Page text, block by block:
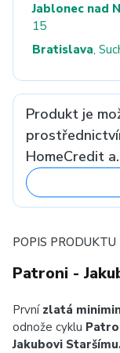
Jablonec nad
15
Bratislava,
Produkt je
HomeCredit
POPIS PRODUKTU
Patroni -
Prvnízlatá
odnože cyklu
Jakubovi